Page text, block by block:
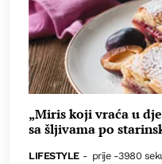
„Miris koji vraća u
sa šljivama po
LIFESTYLE - prije -3980